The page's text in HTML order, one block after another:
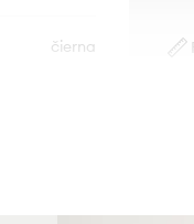
čierna